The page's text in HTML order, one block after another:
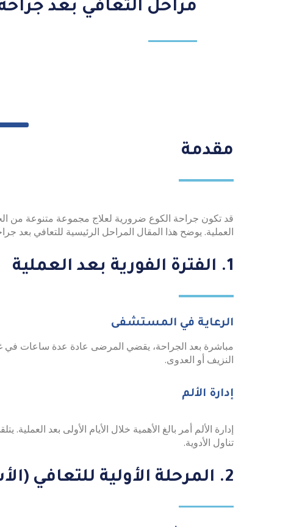
مراحل التعافي بعد
مقدمة
قد تكون جراحة الكوع ضرورية لعلاج مجموعة متنوعة من
العملية. يوضح هذا المقال المراحل الرئيسية للتعافي بعد
1. الفترة الفورية بعد العملية
الرعاية في المستشفى
مباشرة بعد الجراحة، يقضي المرضى عادة عدة ساعات في
النزيف أو العدوى.
إدارة الألم
إدارة الألم أمر بالغ الأهمية خلال الأيام الأولى بعد
تناول الأدوية.
2. المرحلة الأولية للتعافي (الأسابيع 1-2)